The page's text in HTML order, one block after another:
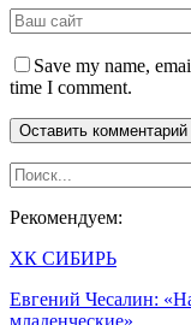
Save my name,
time I comment.
Рекомендуем:
ХК СИБИРЬ
Евгений Чесалин:
младенческие»